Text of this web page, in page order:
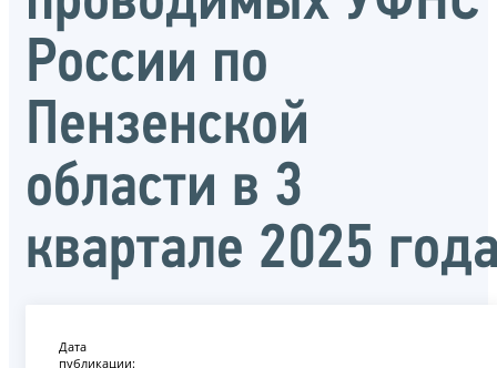
России по
Пензенской
области в 3
квартале 2025
Дата
публикации: